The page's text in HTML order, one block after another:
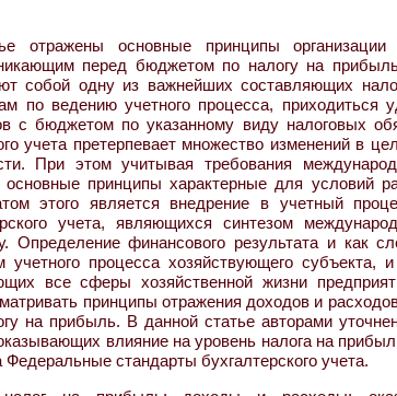
отражены основные принципы организации
перед бюджетом по налогу на
собой одну из важнейших составляющих
по ведению учетного процесса, приходиться
с бюджетом по указанному виду налоговых
учета претерпевает множество изменений в
При этом учитывая требования
основные принципы характерные для условий
этого является внедрение в учетный
учета, являющихся синтезом
Определение финансового результата и как
процесса хозяйствующего субъекта,
все сферы хозяйственной жизни
принципы отражения доходов и
на прибыль. В данной статье авторами
влияние на уровень налога на
стандарты бухгалтерского учета.